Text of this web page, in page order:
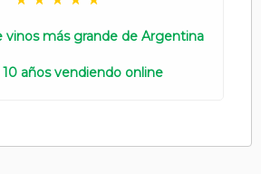
vinos más grande de Argentina
10 años vendiendo online